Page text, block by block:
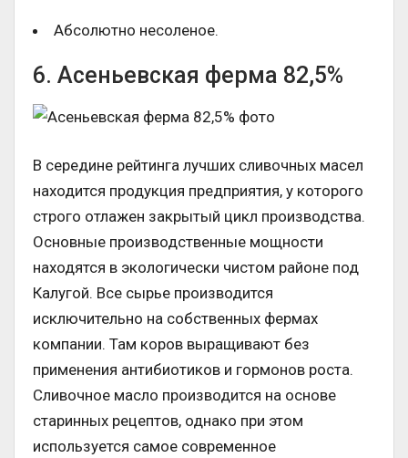
Абсолютно несоленое.
6. Асеньевская ферма 82,5%
В середине рейтинга лучших сливочных масел
находится продукция предприятия, у которого
строго отлажен закрытый цикл производства.
Основные производственные мощности
находятся в экологически чистом районе под
Калугой. Все сырье производится
исключительно на собственных фермах
компании. Там коров выращивают без
применения антибиотиков и гормонов роста.
Сливочное масло производится на основе
старинных рецептов, однако при этом
используется самое современное